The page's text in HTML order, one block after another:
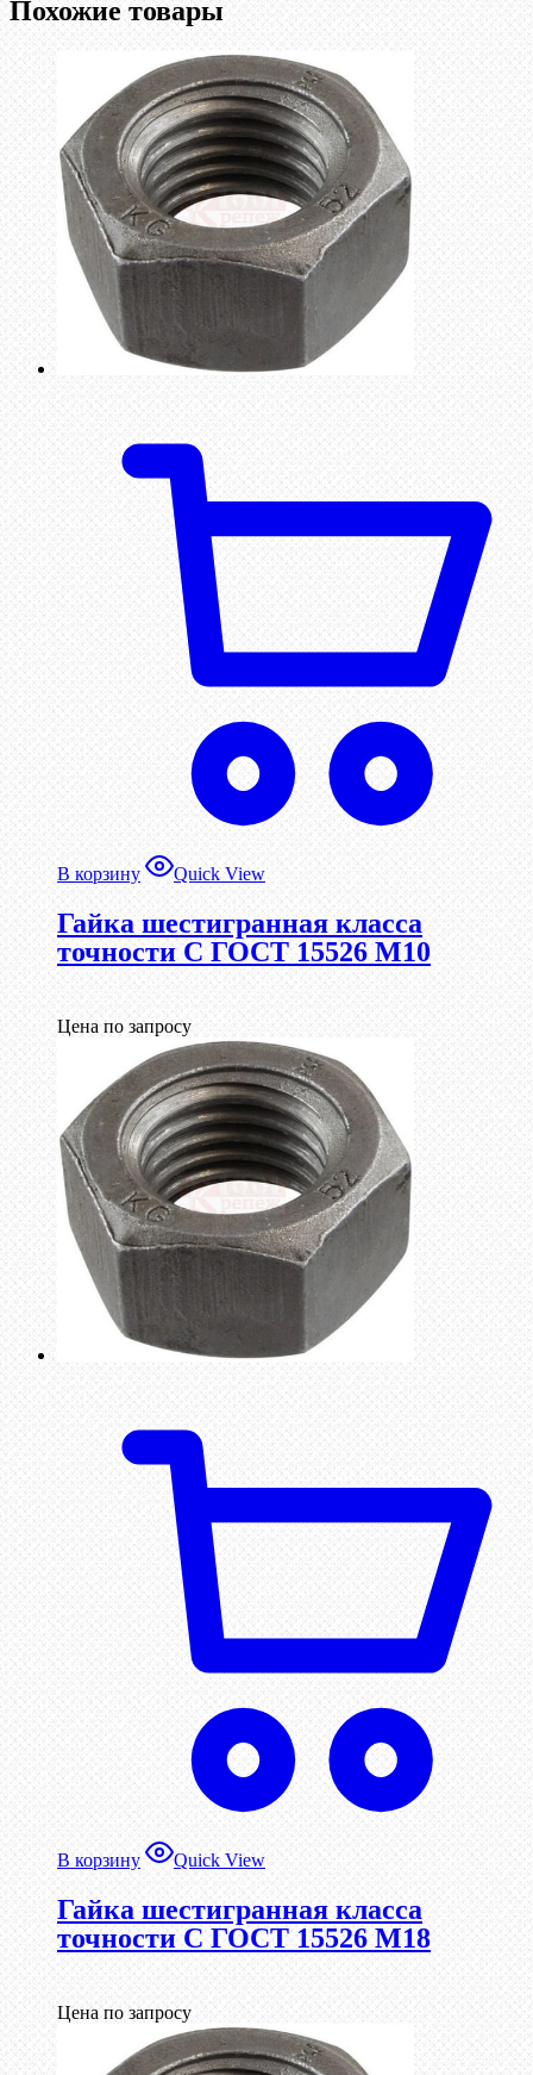
Похожие товары
В корзину Quick View
Гайка шестигранная класса
точности С ГОСТ 15526 М10
Цена по запросу
В корзину Quick View
Гайка шестигранная класса
точности С ГОСТ 15526 М18
Цена по запросу